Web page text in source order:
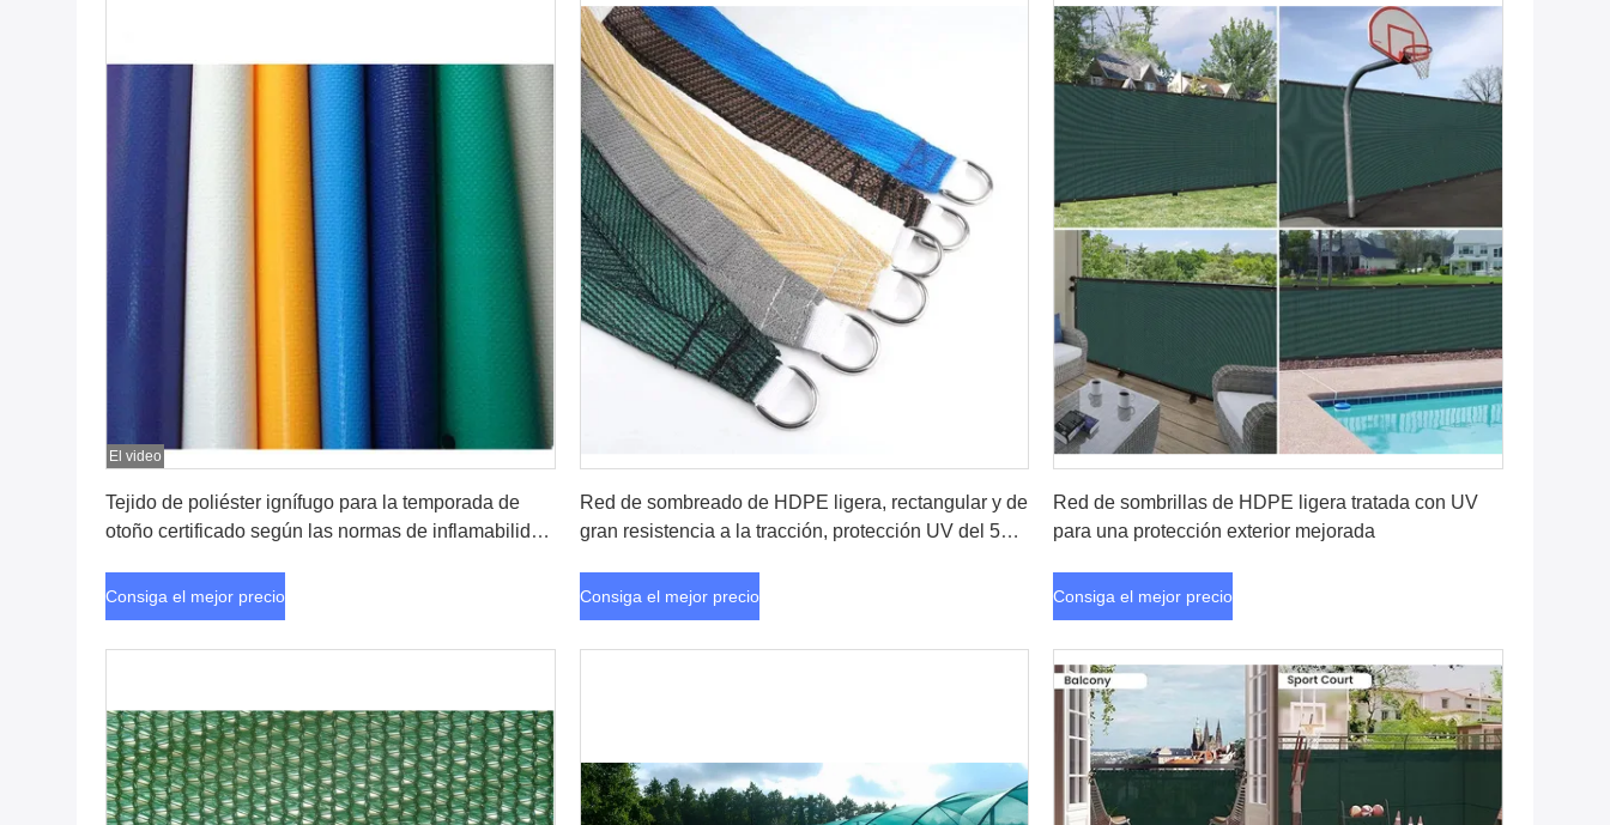
El video
Tejido de poliéster ignífugo para la temporada de
otoño certificado según las normas de inflamabilidad
Consiga el mejor precio
Red de sombreado de HDPE ligera, rectangular y de
gran resistencia a la tracción, protección UV del 50
Consiga el mejor precio
Red de sombrillas de HDPE ligera tratada con UV
para una protección exterior mejorada
Consiga el mejor precio